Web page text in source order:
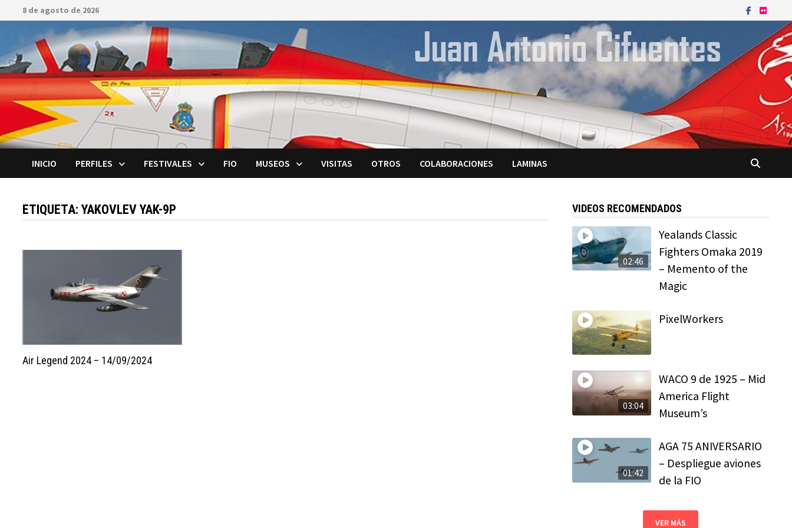
Saltar
al
contenido
8 de agosto de 2026
INICIO PERFILES FESTIVALES FIO MUSEOS VISITAS OTROS COLABORACIONES LAMINAS
ETIQUETA:YAKOVLEV YAK-9P
Air Legend 2024 – 14/09/2024
VIDEOS RECOMENDADOS
02:46
Yealands Classic
Fighters Omaka 2019
– Memento of the
Magic
PixelWorkers
03:04
WACO 9 de 1925 – Mid
America Flight
Museum’s
01:42
AGA 75 ANIVERSARIO
– Despliegue aviones
de la FIO
VER MÁS